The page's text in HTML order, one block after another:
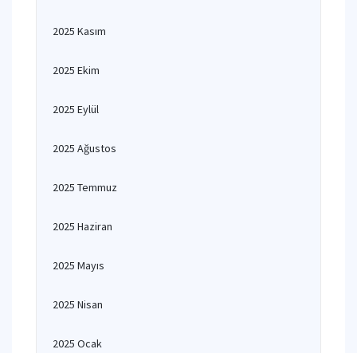
2025 Kasım
2025 Ekim
2025 Eylül
2025 Ağustos
2025 Temmuz
2025 Haziran
2025 Mayıs
2025 Nisan
2025 Ocak